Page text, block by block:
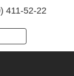
411-52-22